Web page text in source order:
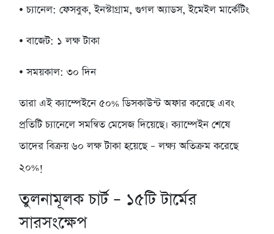
• চ্যানেল: ফেসবুক, ইনস্টাগ্রাম, গুগল অ্যাডস, ইমেইল মার্কেটিং
• বাজেট: ১ লক্ষ টাকা
• সময়কাল: ৩০ দিন
তারা এই ক্যাম্পেইনে ৫০% ডিসকাউন্ট অফার করেছে এবং
প্রতিটি চ্যানেলে সমন্বিত মেসেজ দিয়েছে। ক্যাম্পেইন শেষে
তাদের বিক্রয় ৬০ লক্ষ টাকা হয়েছে – লক্ষ্য অতিক্রম করেছে
২০%!
তুলনামূলক চার্ট – ১৫টি টার্মের
সারসংক্ষেপ